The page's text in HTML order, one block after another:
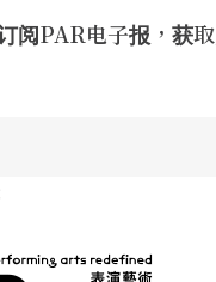
说，芭托在台北的表
吧。
阅PAR电子报，获